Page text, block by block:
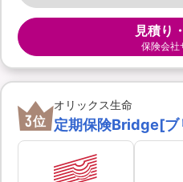
見積り
保険会社
3位
オリックス生命
定期保険Bridge[ブ